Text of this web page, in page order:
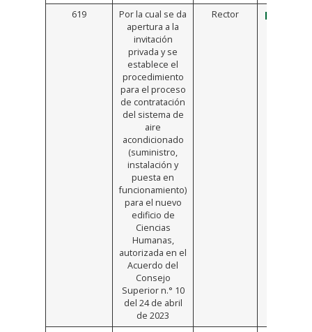
619
Por la cual se da
apertura a la
invitación
privada y se
establece el
procedimiento
para el proceso
de contratación
del sistema de
aire
acondicionado
(suministro,
instalación y
puesta en
funcionamiento)
para el nuevo
edificio de
Ciencias
Humanas,
autorizada en el
Acuerdo del
Consejo
Superior n.° 10
del 24 de abril
de 2023
Rector https://